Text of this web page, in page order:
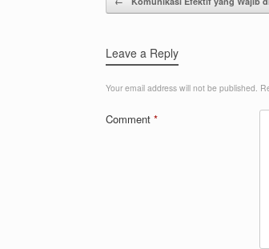
Leave a Reply
Your email address will not be published.
Comment *